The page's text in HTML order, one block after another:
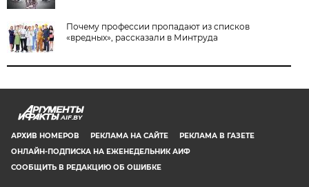
Почему профессии пропадают из списков
«вредных», рассказали в Минтруда
AIF.BY
АРХИВ НОМЕРОВ РЕКЛАМА НА САЙТЕ
РЕКЛАМА В ГАЗЕТЕ
ОНЛАЙН-ПОДПИСКА НА ЕЖЕНЕДЕЛЬНИК АИФ
СООБЩИТЬ В РЕДАКЦИЮ ОБ ОШИБКЕ